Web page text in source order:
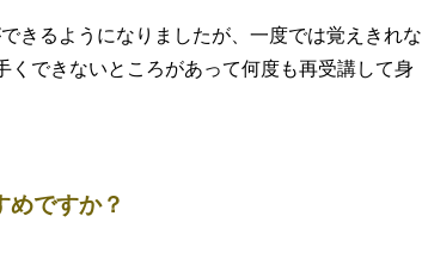
きるようになりましたが、一度では覚えきれな
くできないところがあって何度も再受講して身
めですか？